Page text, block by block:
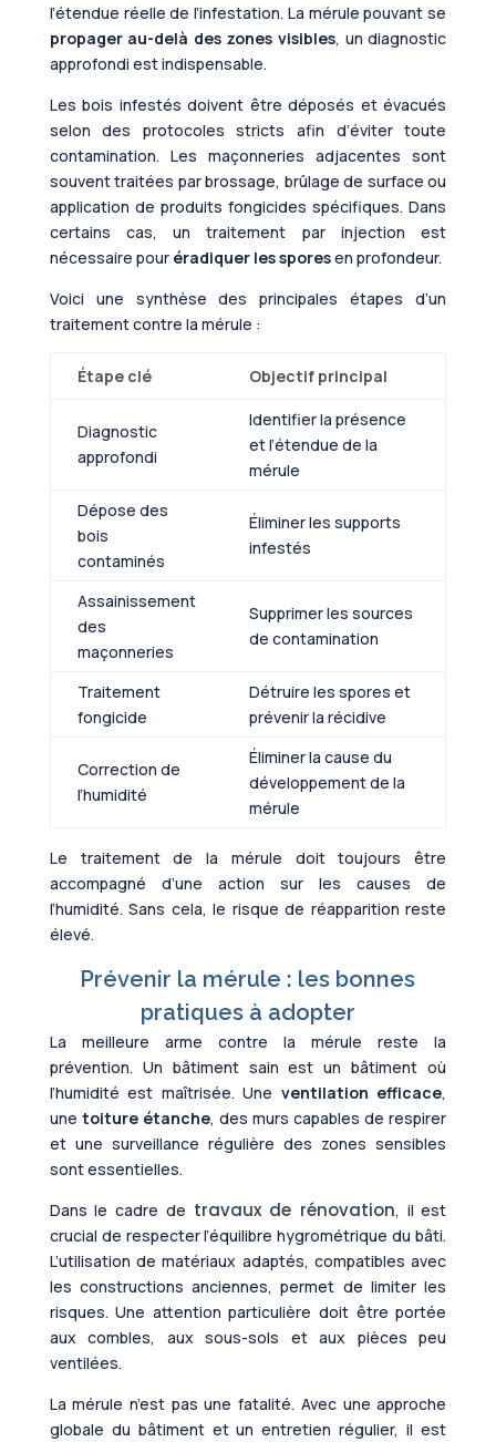
l’étendue réelle de l’infestation. La mérule pouvant se
propager au-delà des zones visibles, un diagnostic
approfondi est indispensable.
Les bois infestés doivent être déposés et évacués
selon des protocoles stricts afin d’éviter toute
contamination. Les maçonneries adjacentes sont
souvent traitées par brossage, brûlage de surface ou
application de produits fongicides spécifiques. Dans
certains cas, un traitement par injection est
nécessaire pour éradiquer les sporesen profondeur.
Voici une synthèse des principales étapes d’un
traitement contre la mérule :
Étape clé Objectif principal
Diagnostic
approfondi
Identifier la présence
et l’étendue de la
mérule
Dépose des
bois
contaminés
Éliminer les supports
infestés
Assainissement
des
maçonneries
Supprimer les sources
de contamination
Traitement
fongicide
Détruire les spores et
prévenir la récidive
Correction de
l’humidité
Éliminer la cause du
développement de la
mérule
Le traitement de la mérule doit toujours être
accompagné d’une action sur les causes de
l’humidité. Sans cela, le risque de réapparition reste
élevé.
Prévenir la mérule : les bonnes
pratiques à adopter
La meilleure arme contre la mérule reste la
prévention. Un bâtiment sain est un bâtiment où
l’humidité est maîtrisée. Une ventilation efficace,
une toiture étanche, des murs capables de respirer
et une surveillance régulière des zones sensibles
sont essentielles.
Dans le cadre de travaux de rénovation, il est
crucial de respecter l’équilibre hygrométrique du bâti.
L’utilisation de matériaux adaptés, compatibles avec
les constructions anciennes, permet de limiter les
risques. Une attention particulière doit être portée
aux combles, aux sous-sols et aux pièces peu
ventilées.
La mérule n’est pas une fatalité. Avec une approche
globale du bâtiment et un entretien régulier, il est